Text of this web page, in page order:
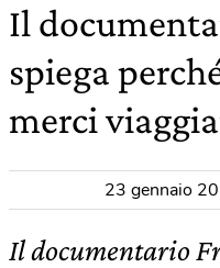
Il
spiega
merci
23 gennaio
Il documentario